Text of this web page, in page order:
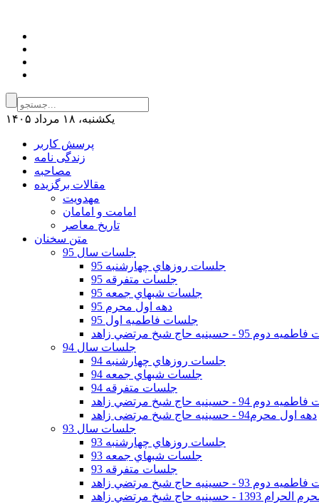
يكشنبه، ۱۸ مرداد ۱۴۰۵
پرسش کاربر
زندگی نامه
مصاحبه
مقالات برگزیده
مهدویت
امامت و امامان
تاریخ معاصر
متن سخنان
جلسات سال 95
جلسات روزهاي چهارشنبه 95
جلسات متفرقه 95
جلسات شبهاي جمعه 95
دهه اول محرم 95
جلسات فاطمیه اول 95
95 - حسينيه حاج شيخ مرتضي زاهد
جلسات سال 94
جلسات روزهاي چهارشنبه 94
جلسات شبهاي جمعه 94
جلسات متفرقه 94
94 - حسينيه حاج شيخ مرتضي زاهد
دهه اول محرم94 - حسینیه حاج شیخ مرتضی زاهد
جلسات سال 93
جلسات روزهاي چهارشنبه 93
جلسات شبهاي جمعه 93
جلسات متفرقه 93
93 - حسينيه حاج شيخ مرتضي زاهد
حاج شيخ مرتضي زاهد